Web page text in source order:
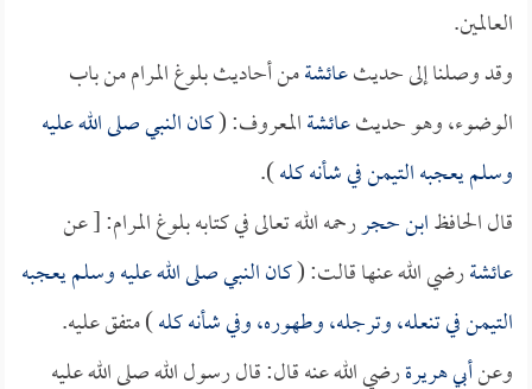
العالمين.
وقد وصلنا إلى حديثعائشةمن أحاديث بلوغ المرام من باب
الوضوء، وهو حديثعائشةالمعروف: (كان النبي صلى الله عليه
وسلم يعجبه التيمن في شأنه كله).
قال الحافظابن حجررحمه الله تعالى في كتابه بلوغ المرام: [ عن
عائشةرضي الله عنها قالت: (كان النبي صلى الله عليه وسلم يعجبه
التيمن في تنعله، وترجله، وطهوره، وفي شأنه كله) متفق عليه.
وعنأبي هريرةرضي الله عنه قال: قال رسول الله صلى الله عليه